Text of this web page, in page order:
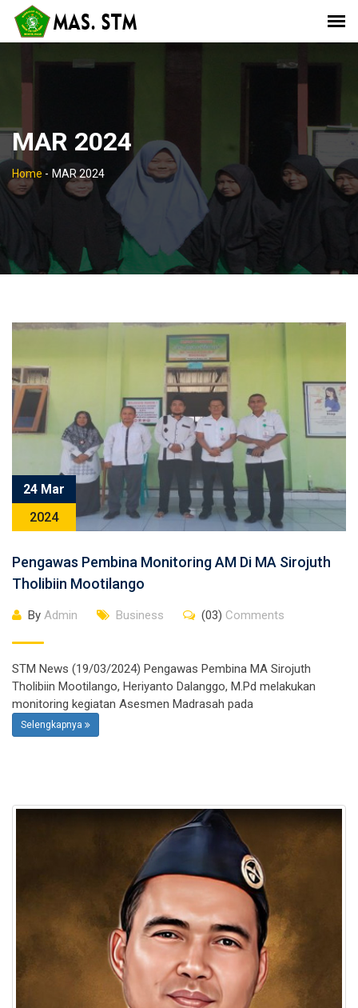
MAR 2024
Home - MAR 2024
24 Mar
2024
Pengawas Pembina Monitoring AM Di MA Sirojuth
Tholibiin Mootilango
By Admin Business (03) Comments
STM News (19/03/2024) Pengawas Pembina MA Sirojuth
Tholibiin Mootilango, Heriyanto Dalanggo, M.Pd melakukan
monitoring kegiatan Asesmen Madrasah pada
Selengkapnya